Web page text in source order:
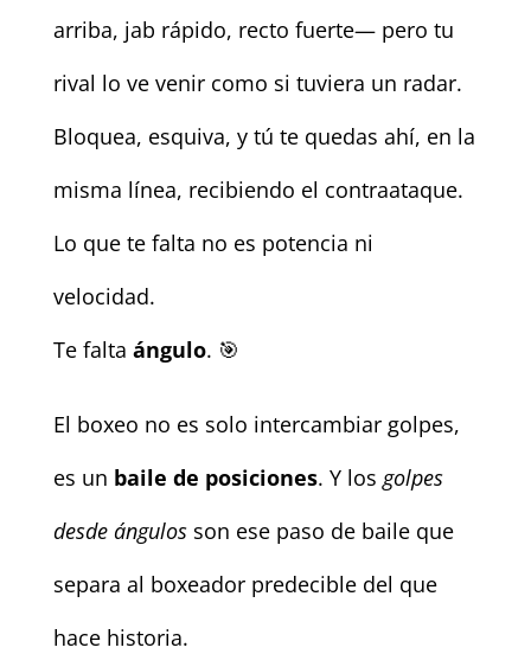
arriba, jab rápido, recto fuerte— pero tu
rival lo ve venir como si tuviera un radar.
Bloquea, esquiva, y tú te quedas ahí, en la
misma línea, recibiendo el contraataque.
Lo que te falta no es potencia ni
velocidad.
Te falta ángulo. 🎯
El boxeo no es solo intercambiar golpes,
es un baile de posiciones. Y los golpes
desde ángulosson ese paso de baile que
separa al boxeador predecible del que
hace historia.